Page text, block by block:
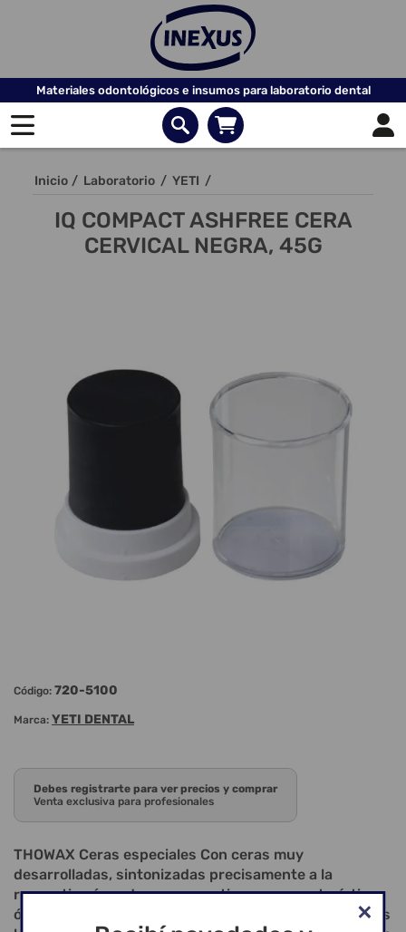
Materiales odontológicos e insumos para laboratorio dental
Inicio / Laboratorio / YETI /
IQ COMPACT ASHFREE CERA
CERVICAL NEGRA, 45G
Código: 720-5100
Marca: YETI DENTAL
Debes registrarte para ver precios y comprar
Venta exclusiva para profesionales
THOWAX Ceras especiales Con ceras muy
desarrolladas, sintonizadas precisamente a la
respectiva área de uso, garantizamos características
óptimas también en las aplicaciones especiales. Todas